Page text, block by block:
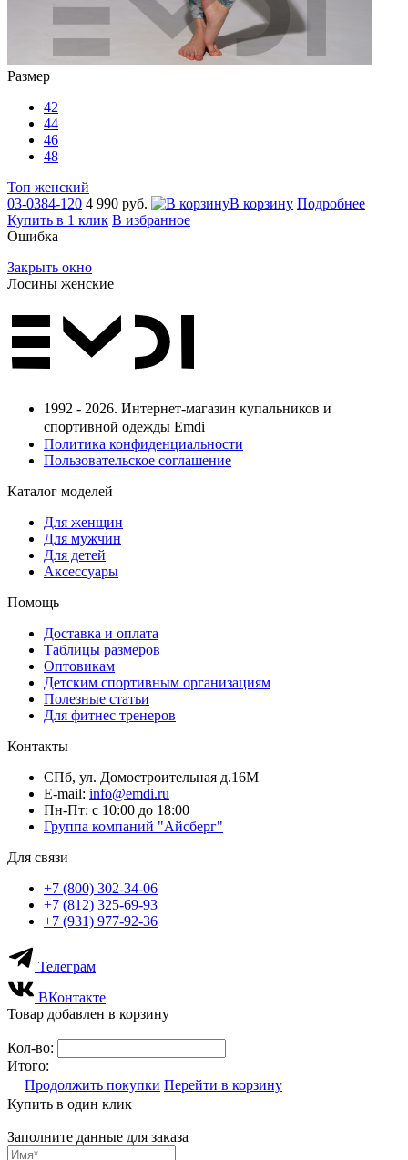
Размер
42
44
46
48
Топ женский
03-0384-120 4 990 руб. В корзину Подробнее
Купить в 1 клик В избранное
Ошибка
Закрыть окно
Лосины женские
1992 - 2026. Интернет-магазин купальников и
спортивной одежды Emdi
Политика конфиденциальности
Пользовательское соглашение
Каталог моделей
Для женщин
Для мужчин
Для детей
Аксессуары
Помощь
Доставка и оплата
Таблицы размеров
Оптовикам
Детским спортивным организациям
Полезные статьи
Для фитнес тренеров
Контакты
СПб, ул. Домостроительная д.16М
E-mail: info@emdi.ru
Пн-Пт: с 10:00 до 18:00
Группа компаний "Айсберг"
Для связи
+7 (800) 302-34-06
+7 (812) 325-69-93
+7 (931) 977-92-36
Телеграм
ВКонтакте
Товар добавлен в корзину
Кол-во:
Итого:
Продолжить покупки Перейти в корзину
Купить в один клик
Заполните данные для заказа